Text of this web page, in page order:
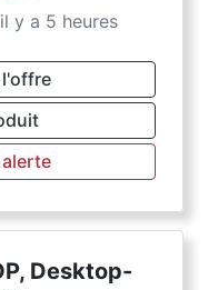
y a 5 heures
l'offre
Desktop-